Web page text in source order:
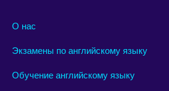
О нас
Экзамены по английскому языку
Обучение английскому языку